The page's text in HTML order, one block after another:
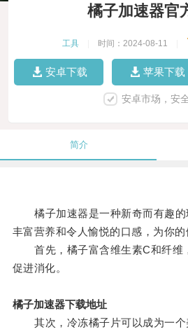
橘子加速器官
工具 时间：2024-08-11
安卓下载 苹果下载
安卓市场，安
简介
橘子加速器是一种新奇而有趣的
丰富营养和令人愉悦的口感，为你的
首先，橘子富含维生素C和纤维
促进消化。
橘子加速器下载地址
其次，冷冻橘子片可以成为一个